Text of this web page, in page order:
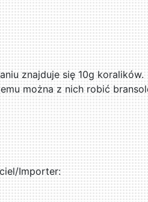
znajduje się 10g koralików.
można z nich robić
Importer: